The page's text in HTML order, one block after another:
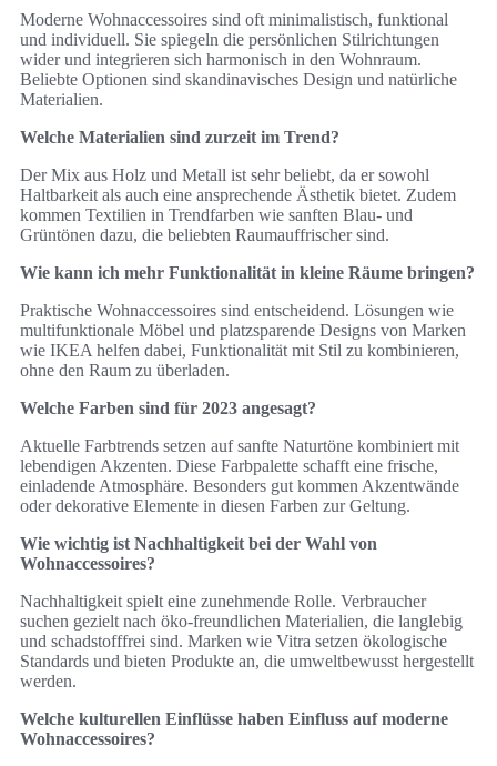
Moderne Wohnaccessoires sind oft minimalistisch, funktional
und individuell. Sie spiegeln die persönlichen Stilrichtungen
wider und integrieren sich harmonisch in den Wohnraum.
Beliebte Optionen sind skandinavisches Design und natürliche
Materialien.
Welche Materialien sind zurzeit im Trend?
Der Mix aus Holz und Metall ist sehr beliebt, da er sowohl
Haltbarkeit als auch eine ansprechende Ästhetik bietet. Zudem
kommen Textilien in Trendfarben wie sanften Blau- und
Grüntönen dazu, die beliebten Raumauffrischer sind.
Wie kann ich mehr Funktionalität in kleine Räume bringen?
Praktische Wohnaccessoires sind entscheidend. Lösungen wie
multifunktionale Möbel und platzsparende Designs von Marken
wie IKEA helfen dabei, Funktionalität mit Stil zu kombinieren,
ohne den Raum zu überladen.
Welche Farben sind für 2023 angesagt?
Aktuelle Farbtrends setzen auf sanfte Naturtöne kombiniert mit
lebendigen Akzenten. Diese Farbpalette schafft eine frische,
einladende Atmosphäre. Besonders gut kommen Akzentwände
oder dekorative Elemente in diesen Farben zur Geltung.
Wie wichtig ist Nachhaltigkeit bei der Wahl von
Wohnaccessoires?
Nachhaltigkeit spielt eine zunehmende Rolle. Verbraucher
suchen gezielt nach öko-freundlichen Materialien, die langlebig
und schadstofffrei sind. Marken wie Vitra setzen ökologische
Standards und bieten Produkte an, die umweltbewusst hergestellt
werden.
Welche kulturellen Einflüsse haben Einfluss auf moderne
Wohnaccessoires?